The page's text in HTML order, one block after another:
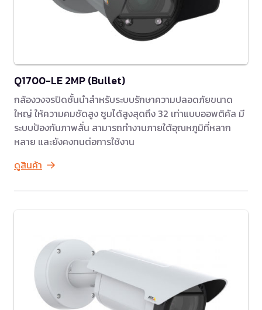
Q1700-LE 2MP (Bullet)
กล้องวงจรปิดชั้นนำสำหรับระบบรักษาความปลอดภัยขนาด
ใหญ่ ให้ความคมชัดสูง ซูมได้สูงสุดถึง 32 เท่าแบบออพติคัล มี
ระบบป้องกันภาพสั่น สามารถทำงานภายใต้อุณหภูมิที่หลาก
หลาย และยังคงทนต่อการใช้งาน
ดูสินค้า